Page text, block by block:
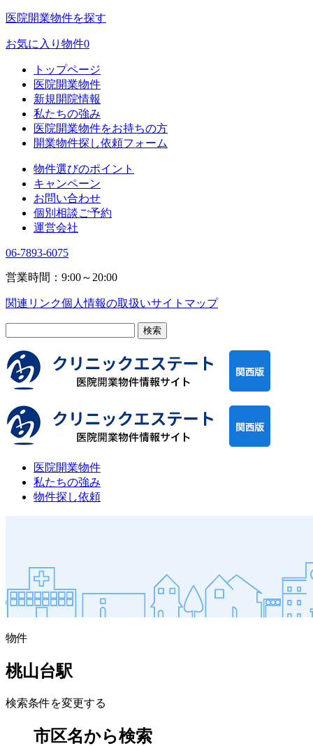
医院開業物件を探す
お気に入り物件0
トップページ
医院開業物件
新規開院情報
私たちの強み
医院開業物件をお持ちの方
開業物件探し依頼フォーム
物件選びのポイント
キャンペーン
お問い合わせ
個別相談ご予約
運営会社
06-7893-6075
営業時間：9:00～20:00
関連リンク個人情報の取扱いサイトマップ
医院開業物件
私たちの強み
物件探し依頼
物件
桃山台駅
検索条件を変更する
市区名から検索